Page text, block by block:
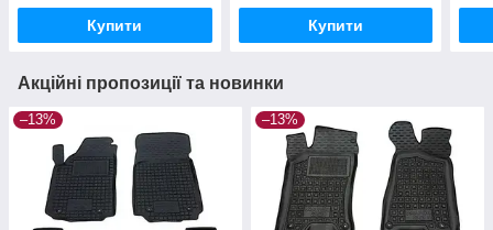
Купити Купити
Акційні пропозиції та новинки
–13% –13%